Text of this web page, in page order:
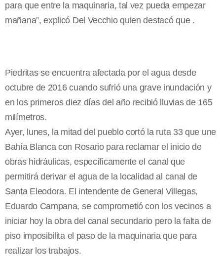
para que entre la maquinaria, tal vez pueda empezar
mañana”, explicó Del Vecchio quien destacó que .
Piedritas se encuentra afectada por el agua desde
octubre de 2016 cuando sufrió una grave inundación y
en los primeros diez días del año recibió lluvias de 165
milímetros.
Ayer, lunes, la mitad del pueblo cortó la ruta 33 que une
Bahía Blanca con Rosario para reclamar el inicio de
obras hidráulicas, específicamente el canal que
permitirá derivar el agua de la localidad al canal de
Santa Eleodora. El intendente de General Villegas,
Eduardo Campana, se comprometió con los vecinos a
iniciar hoy la obra del canal secundario pero la falta de
piso imposibilita el paso de la maquinaria que para
realizar los trabajos.